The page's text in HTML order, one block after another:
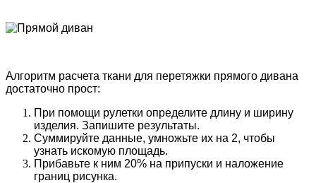
Алгоритм расчета ткани для перетяжки прямого дивана
достаточно прост:
При помощи рулетки определите длину и ширину
изделия. Запишите результаты.
Суммируйте данные, умножьте их на 2, чтобы
узнать искомую площадь.
Прибавьте к ним 20% на припуски и наложение
границ рисунка.